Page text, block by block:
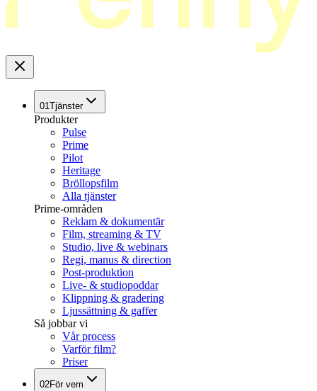
01Tjänster
Produkter
Pulse
Prime
Pilot
Heritage
Bröllopsfilm
Alla tjänster
Prime-områden
Reklam & dokumentär
Film, streaming & TV
Studio, live & webinars
Regi, manus & direction
Post-produktion
Live- & studiopoddar
Klippning & gradering
Ljussättning & gaffer
Så jobbar vi
Vår process
Varför film?
Priser
02För vem